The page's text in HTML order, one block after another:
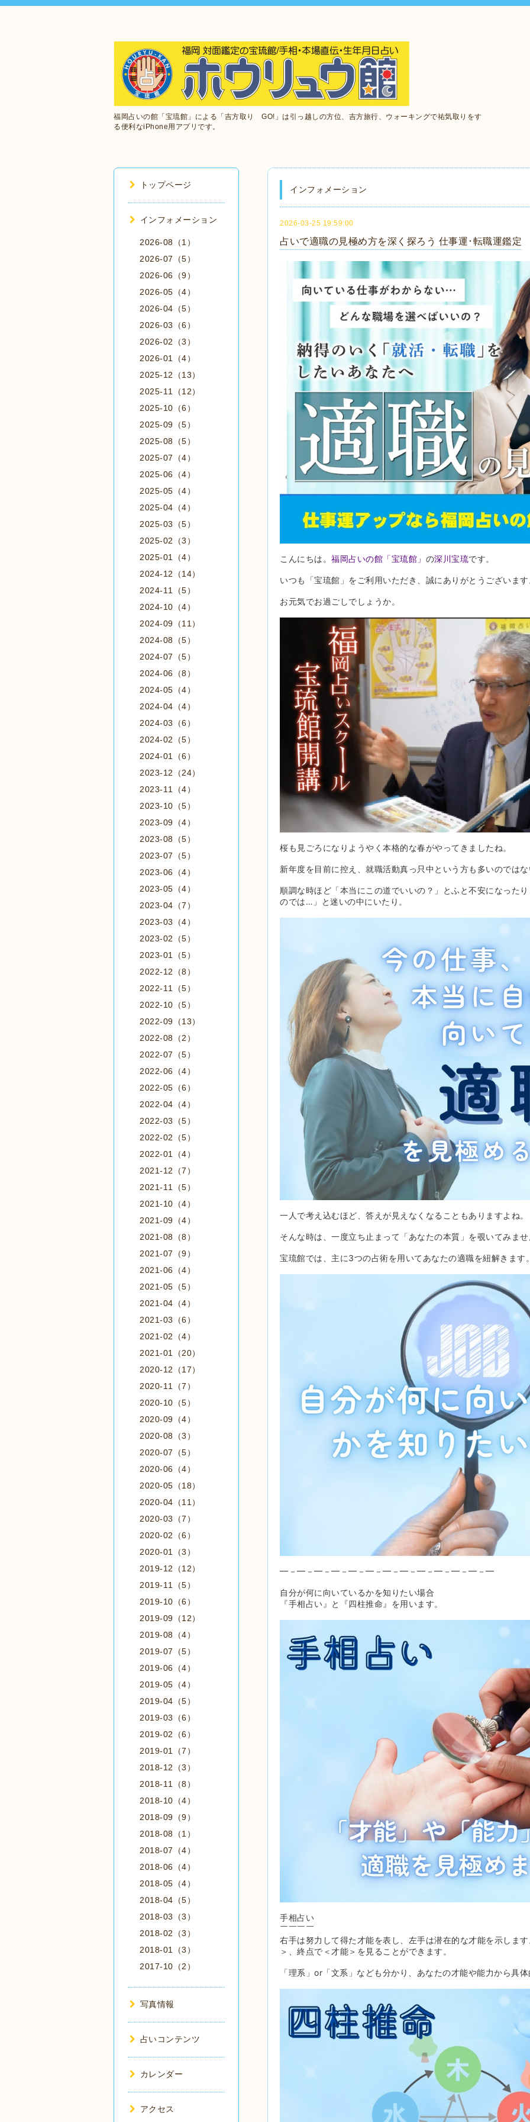
福岡占いの館「宝琉館」による「吉方取り GO!」は引っ越しの方位、吉方旅行、ウォーキングで祐気取りをす
る便利なiPhone用アプリです。
インフォメーション
2026-03-25 19:59:00
占いで適職の見極め方を深く探ろう 仕事運･転職運鑑定
こんにちは。 福岡占いの館「宝琉館」 の深川宝琉です。
いつも「宝琉館」をご利用いただき、誠にありがとうございま
お元気でお過ごしでしょうか。
桜も見ごろになりようやく本格的な春がやってきましたね。
新年度を目前に控え、就職活動真っ只中という方も多いのでは
順調な時ほど「本当にこの道でいいの？」とふと不安になった
のでは…」と迷いの中にいたり。
一人で考え込むほど、答えが見えなくなることもありますよね。
そんな時は、一度立ち止まって「あなたの本質」を覗いてみま
宝琉館では、主に3つの占術を用いてあなたの適職を紐解きます
━－━－━－━－━－━－━－━－━－━－━－━－━
自分が何に向いているかを知りたい場合
『手相占い』と『四柱推命』を用います。
手相占い
￣￣￣￣
右手は努力して得た才能を表し、左手は潜在的な才能を示しま
＞、終点で＜才能＞を見ることができます。
「理系」or「文系」なども分かり、あなたの才能や能力から具
トップページ
インフォメーション
2026-08（1）
2026-07（5）
2026-06（9）
2026-05（4）
2026-04（5）
2026-03（6）
2026-02（3）
2026-01（4）
2025-12（13）
2025-11（12）
2025-10（6）
2025-09（5）
2025-08（5）
2025-07（4）
2025-06（4）
2025-05（4）
2025-04（4）
2025-03（5）
2025-02（3）
2025-01（4）
2024-12（14）
2024-11（5）
2024-10（4）
2024-09（11）
2024-08（5）
2024-07（5）
2024-06（8）
2024-05（4）
2024-04（4）
2024-03（6）
2024-02（5）
2024-01（6）
2023-12（24）
2023-11（4）
2023-10（5）
2023-09（4）
2023-08（5）
2023-07（5）
2023-06（4）
2023-05（4）
2023-04（7）
2023-03（4）
2023-02（5）
2023-01（5）
2022-12（8）
2022-11（5）
2022-10（5）
2022-09（13）
2022-08（2）
2022-07（5）
2022-06（4）
2022-05（6）
2022-04（4）
2022-03（5）
2022-02（5）
2022-01（4）
2021-12（7）
2021-11（5）
2021-10（4）
2021-09（4）
2021-08（8）
2021-07（9）
2021-06（4）
2021-05（5）
2021-04（4）
2021-03（6）
2021-02（4）
2021-01（20）
2020-12（17）
2020-11（7）
2020-10（5）
2020-09（4）
2020-08（3）
2020-07（5）
2020-06（4）
2020-05（18）
2020-04（11）
2020-03（7）
2020-02（6）
2020-01（3）
2019-12（12）
2019-11（5）
2019-10（6）
2019-09（12）
2019-08（4）
2019-07（5）
2019-06（4）
2019-05（4）
2019-04（5）
2019-03（6）
2019-02（6）
2019-01（7）
2018-12（3）
2018-11（8）
2018-10（4）
2018-09（9）
2018-08（1）
2018-07（4）
2018-06（4）
2018-05（4）
2018-04（5）
2018-03（3）
2018-02（3）
2018-01（3）
2017-10（2）
写真情報
占いコンテンツ
カレンダー
アクセス